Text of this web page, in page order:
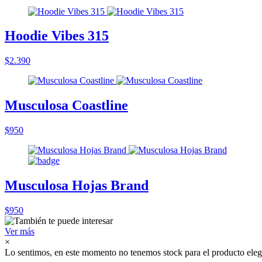
Hoodie Vibes 315
$2.390
Musculosa Coastline
$950
Musculosa Hojas Brand
$950
Ver más
×
Lo sentimos, en este momento no tenemos stock para el producto